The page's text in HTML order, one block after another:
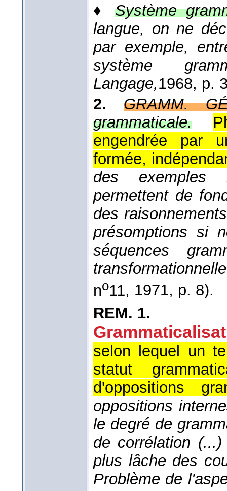
♦ Système
langue, on ne
par exemple,
système
Langage,1968, p.
2.
GRAMM.
grammaticale.
engendrée par
formée,
des exemples
permettent de
des
présomptions si
séquences
no11, 1971, p. 8).
REM. 1.
selon lequel un
statut
d'oppositions
oppositions
le degré de
de corrélation
plus lâche des
Problème de